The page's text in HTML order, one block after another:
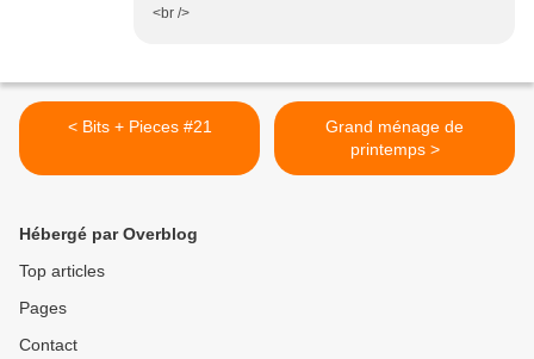
<br />
< Bits + Pieces #21
Grand ménage de
printemps >
Hébergé par Overblog
Top articles
Pages
Contact